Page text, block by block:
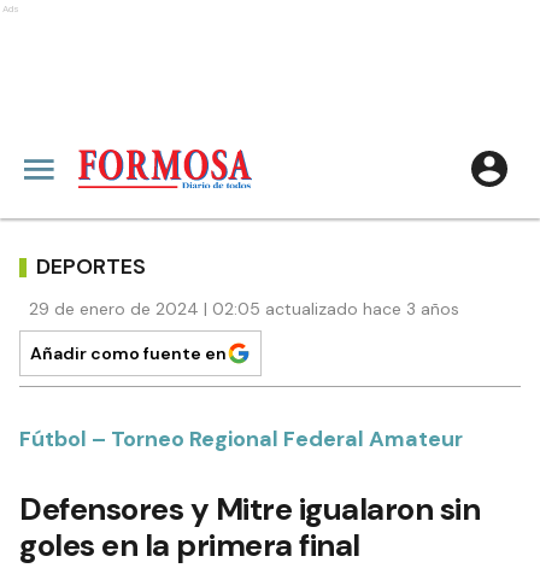
Ads
DEPORTES
29 de enero de 2024 | 02:05 actualizado hace 3 años
Añadir como fuente en
Fútbol – Torneo Regional Federal Amateur
Defensores y Mitre igualaron sin
goles en la primera final